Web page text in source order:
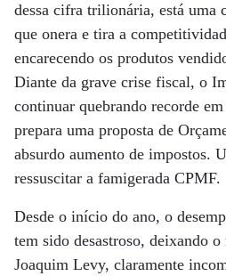
dessa cifra trilionária, está uma
que onera e tira a
encarecendo os produtos
Diante da grave crise fiscal, o
continuar quebrando recorde
prepara uma proposta de
absurdo aumento de impostos.
ressuscitar a famigerada CPMF.
Desde o início do ano, o
tem sido desastroso, deixando
Joaquim Levy, claramente